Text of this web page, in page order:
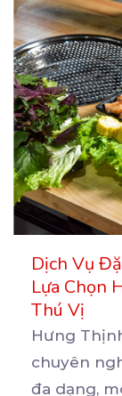
Dịch Vụ
Lựa Chọn
Thú Vị
Hưng
chuyên
đa dạng,